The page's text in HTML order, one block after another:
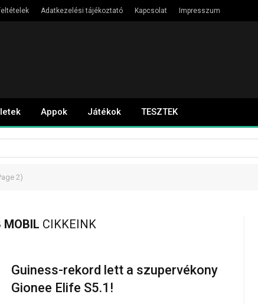
Adatkezelési tájékoztató Kapcsolat Impresszum
Appok Játékok TESZTEK
2)
MOBIL CIKKEINK
Guiness-rekord lett a szupervékony
Gionee Elife S5.1!